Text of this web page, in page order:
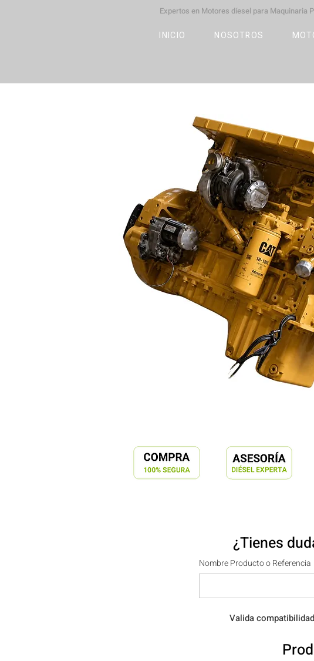
Expertos en Motores díesel para Maquinaria
INICIO NOSOTROS
¿Tienes
Nombre Producto o Referencia
Valida